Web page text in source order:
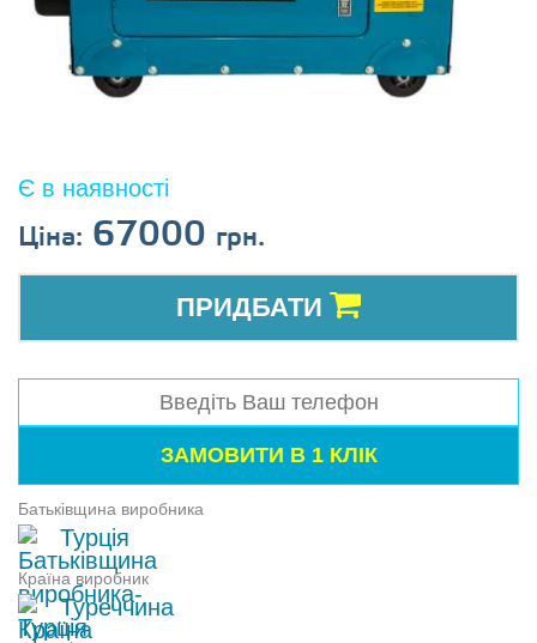
Є в наявності
Ціна: 67000 грн.
ПРИДБАТИ
Батьківщина виробника
Турція
Країна виробник
Туреччина